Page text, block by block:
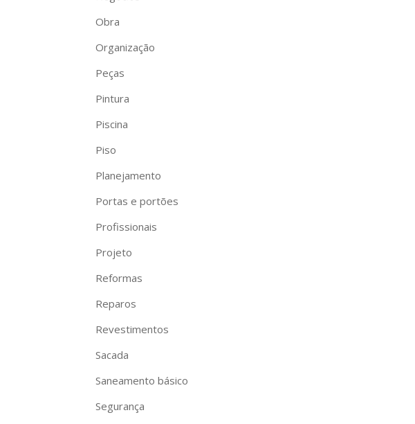
Obra
Organização
Peças
Pintura
Piscina
Piso
Planejamento
Portas e portões
Profissionais
Projeto
Reformas
Reparos
Revestimentos
Sacada
Saneamento básico
Segurança